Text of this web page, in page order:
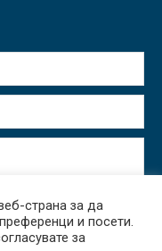
страна за да
и посети.
за